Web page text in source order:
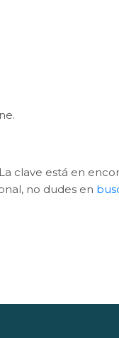
clave está en
no dudes en